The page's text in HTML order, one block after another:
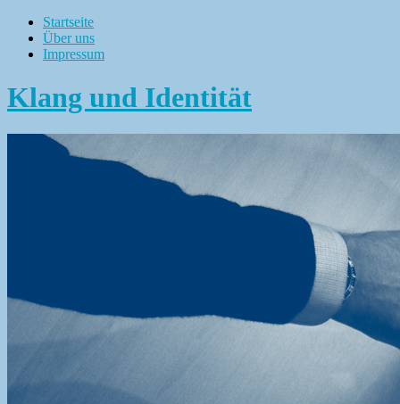
Startseite
Über uns
Impressum
Klang und Identität